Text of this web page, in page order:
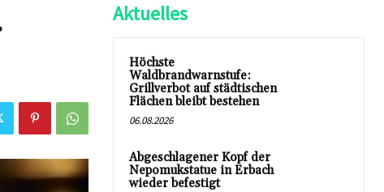
Aktuelles
Höchste
Waldbrandwarnstufe:
Grillverbot auf städtischen
Flächen bleibt bestehen
06.08.2026
Abgeschlagener Kopf der
Nepomukstatue in Erbach
wieder befestigt